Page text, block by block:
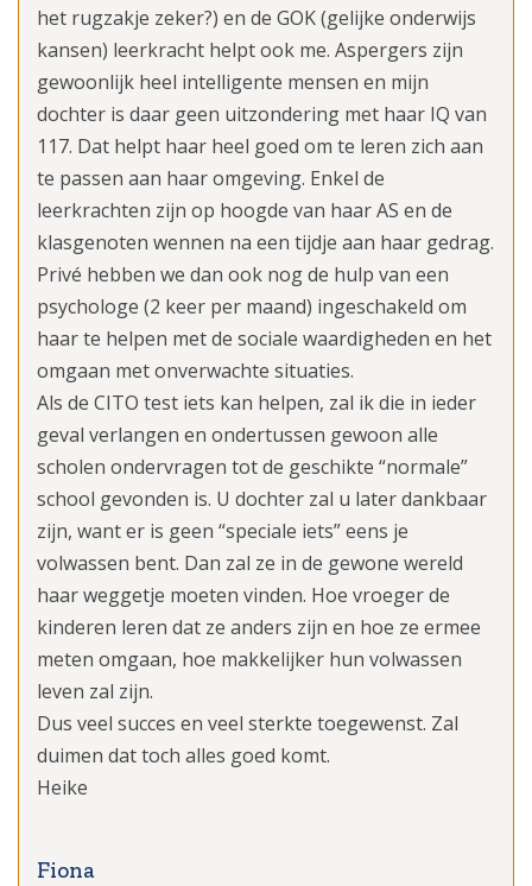
het rugzakje zeker?) en de GOK (gelijke onderwijs
kansen) leerkracht helpt ook me. Aspergers zijn
gewoonlijk heel intelligente mensen en mijn
dochter is daar geen uitzondering met haar IQ van
117. Dat helpt haar heel goed om te leren zich aan
te passen aan haar omgeving. Enkel de
leerkrachten zijn op hoogde van haar AS en de
klasgenoten wennen na een tijdje aan haar gedrag.
Privé hebben we dan ook nog de hulp van een
psychologe (2 keer per maand) ingeschakeld om
haar te helpen met de sociale waardigheden en het
omgaan met onverwachte situaties.
Als de CITO test iets kan helpen, zal ik die in ieder
geval verlangen en ondertussen gewoon alle
scholen ondervragen tot de geschikte “normale”
school gevonden is. U dochter zal u later dankbaar
zijn, want er is geen “speciale iets” eens je
volwassen bent. Dan zal ze in de gewone wereld
haar weggetje moeten vinden. Hoe vroeger de
kinderen leren dat ze anders zijn en hoe ze ermee
meten omgaan, hoe makkelijker hun volwassen
leven zal zijn.
Dus veel succes en veel sterkte toegewenst. Zal
duimen dat toch alles goed komt.
Heike
Fiona